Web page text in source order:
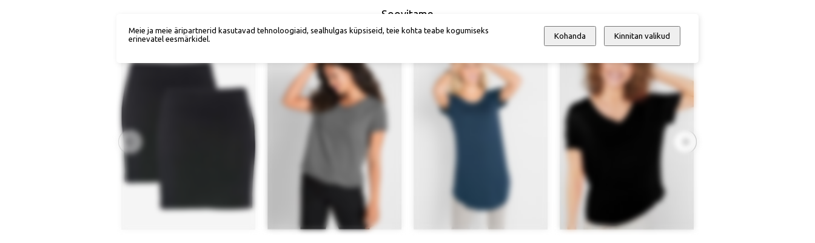
Soovitame
Meie ja meie äripartnerid kasutavad tehnoloogiaid, sealhulgas küpsiseid, teie kohta teabe kogumiseks
erinevatel eesmärkidel.
Kohanda Kinnitan valikud